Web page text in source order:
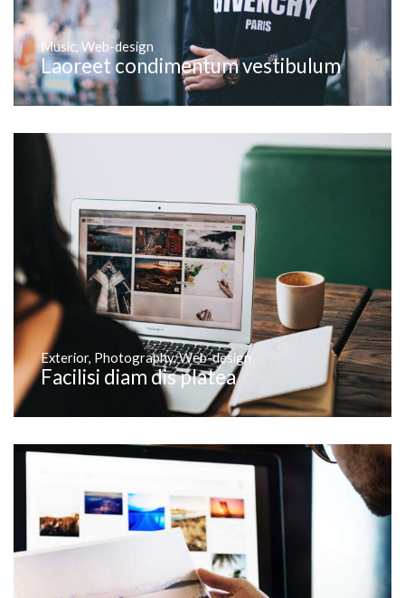
Music, Web-design
Laoreet condimentum vestibulum
Exterior, Photography,Web-design
Facilisi diam dis platea